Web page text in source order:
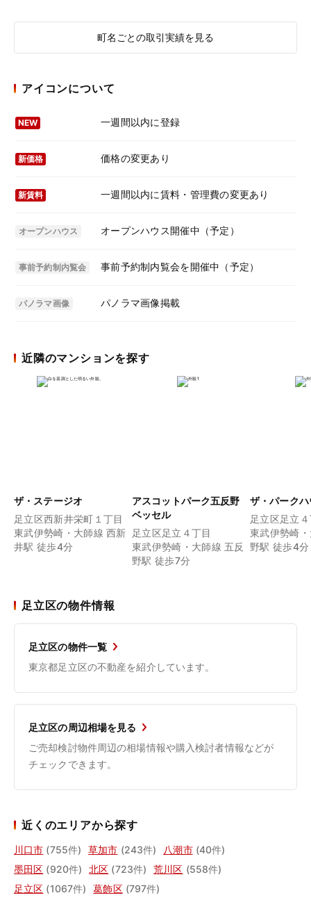
町名ごとの取引実績を見る
アイコンについて
NEW 一週間以内に登録
新価格 価格の変更あり
新賃料 一週間以内に賃料・管理費の変更あり
オープンハウス オープンハウス開催中（予定）
事前予約制内覧会 事前予約制内覧会を開催中（予定）
パノラマ画像 パノラマ画像掲載
近隣のマンションを探す
ザ・ステージオ
足立区西新井栄町１丁目
東武伊勢崎・大師線 西新
井駅 徒歩4分
アスコットパーク五反野
ベッセル
足立区足立４丁目
東武伊勢崎・大師線 五反
野駅 徒歩7分
ザ・パーク
足立区足立
東武伊勢崎
野駅 徒歩4分
足立区の物件情報
足立区の物件一覧
東京都足立区の不動産を紹介しています。
足立区の周辺相場を見る
ご売却検討物件周辺の相場情報や購入検討者情報などが
チェックできます。
近くのエリアから探す
川口市 (755件) 草加市 (243件) 八潮市 (40件)
墨田区 (920件) 北区 (723件) 荒川区 (558件)
足立区 (1067件) 葛飾区 (797件)